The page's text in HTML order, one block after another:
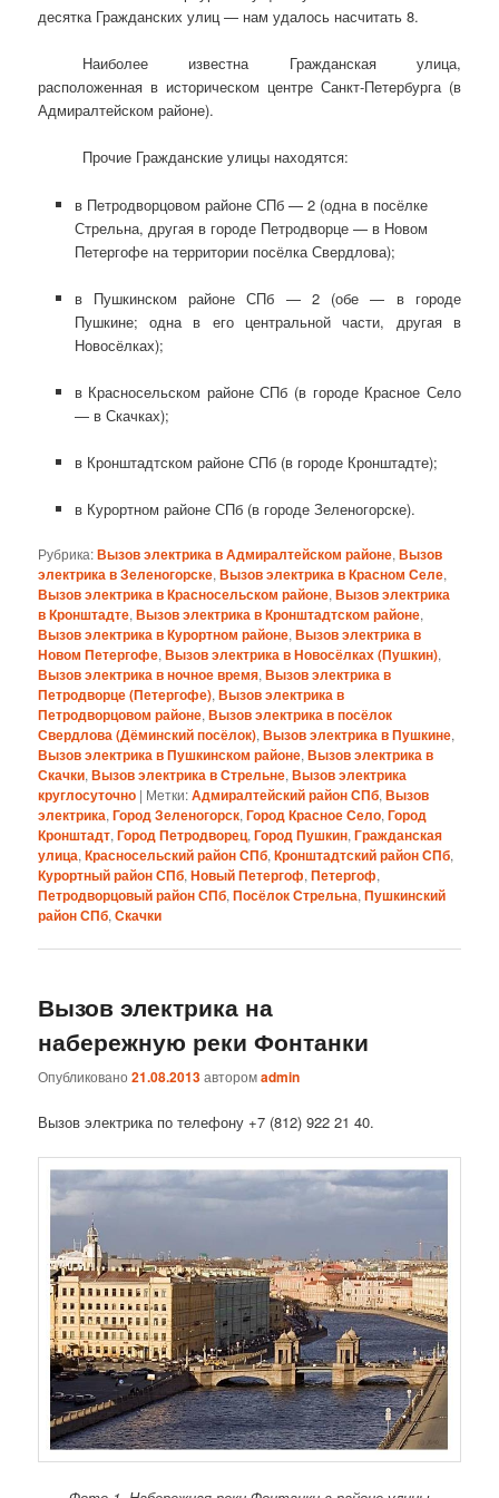
десятка Гражданских улиц — нам удалось насчитать 8.
Наиболее известна Гражданская улица,
расположенная в историческом центре Санкт-Петербурга (в
Адмиралтейском районе).
Прочие Гражданские улицы находятся:
в Петродворцовом районе СПб — 2 (одна в посёлке
Стрельна, другая в городе Петродворце — в Новом
Петергофе на территории посёлка Свердлова);
в Пушкинском районе СПб — 2 (обе — в городе
Пушкине; одна в его центральной части, другая в
Новосёлках);
в Красносельском районе СПб (в городе Красное Село
— в Скачках);
в Кронштадтском районе СПб (в городе Кронштадте);
в Курортном районе СПб (в городе Зеленогорске).
Рубрика:Вызов электрика в Адмиралтейском районе,Вызов
электрика в Зеленогорске,Вызов электрика в Красном Селе,
Вызов электрика в Красносельском районе,Вызов электрика
в Кронштадте,Вызов электрика в Кронштадтском районе,
Вызов электрика в Курортном районе,Вызов электрика в
Новом Петергофе,Вызов электрика в Новосёлках (Пушкин),
Вызов электрика в ночное время,Вызов электрика в
Петродворце (Петергофе),Вызов электрика в
Петродворцовом районе,Вызов электрика в посёлок
Свердлова (Дёминский посёлок),Вызов электрика в Пушкине,
Вызов электрика в Пушкинском районе,Вызов электрика в
Скачки,Вызов электрика в Стрельне,Вызов электрика
круглосуточно | Метки:Адмиралтейский район СПб,Вызов
электрика,Город Зеленогорск,Город Красное Село,Город
Кронштадт,Город Петродворец,Город Пушкин,Гражданская
улица,Красносельский район СПб,Кронштадтский район СПб,
Курортный район СПб,Новый Петергоф,Петергоф,
Петродворцовый район СПб,Посёлок Стрельна,Пушкинский
район СПб,Скачки
Вызов электрика на
набережную реки Фонтанки
Опубликовано21.08.2013авторомadmin
Вызов электрика по телефону +7 (812) 922 21 40.